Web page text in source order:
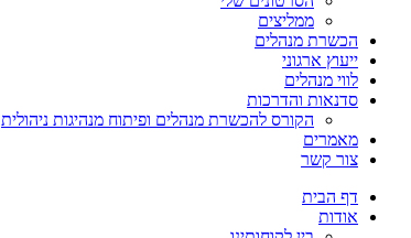
ממליצים
הכשרת מנהלים
ייעוץ ארגוני
לווי מנהלים
סדנאות והדרכות
הקורס להכשרת מנהלים ופיתוח מנהיגות ניהולית
מאמרים
צור קשר
דף הבית
אודות